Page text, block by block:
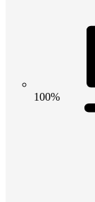
100%